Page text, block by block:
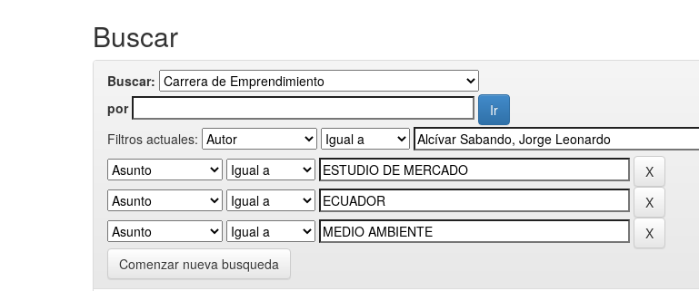
Buscar
Buscar:
por
Filtros actuales:
Comenzar nueva busqueda